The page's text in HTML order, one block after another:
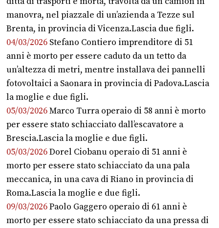
manovra, nel piazzale di un’azienda a Tezze sul
Brenta, in provincia di Vicenza.Lascia due figli.
04/03/2026 Stefano Contiero imprenditore di 51
anni è morto per essere caduto da un tetto da
un’altezza di metri, mentre installava dei pannelli
fotovoltaici a Saonara in provincia di Padova.Lascia
la moglie e due figli.
05/03/2026Marco Turra operaio di 58 anni è morto
per essere stato schiacciato dall’escavatore a
Brescia.Lascia la moglie e due figli.
05/03/2026Dorel Ciobanu operaio di 51 anni è
morto per essere stato schiacciato da una pala
meccanica, in una cava di Riano in provincia di
Roma.Lascia la moglie e due figli.
09/03/2026Paolo Gaggero operaio di 61 anni è
morto per essere stato schiacciato da una pressa di